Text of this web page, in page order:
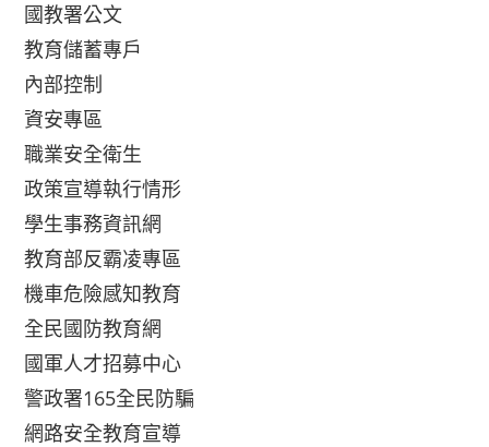
國教署公文
教育儲蓄專戶
內部控制
資安專區
職業安全衛生
政策宣導執行情形
學生事務資訊網
教育部反霸凌專區
機車危險感知教育
全民國防教育網
國軍人才招募中心
警政署165全民防騙
網路安全教育宣導